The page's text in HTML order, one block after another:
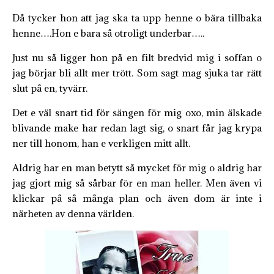
Då tycker hon att jag ska ta upp henne o bära tillbaka
henne….Hon e bara så otroligt underbar…..
Just nu så ligger hon på en filt bredvid mig i soffan o
jag börjar bli allt mer trött. Som sagt mag sjuka tar rätt
slut på en, tyvärr.
Det e väl snart tid för sängen för mig oxo, min älskade
blivande make har redan lagt sig, o snart får jag krypa
ner till honom, han e verkligen mitt allt.
Aldrig har en man betytt så mycket för mig o aldrig har
jag gjort mig så sårbar för en man heller. Men även vi
klickar på så många plan och även dom är inte i
närheten av denna världen.